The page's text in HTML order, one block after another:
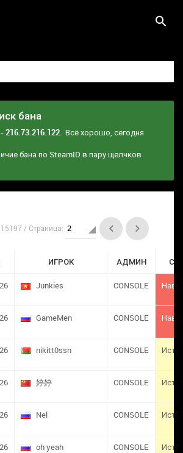
бана
. Всё хорошо, сегодня
бана по SteamID в пару щелчков
/ Страница:
ИГРОК АДМИН
Junkies CONSOLE
GameMen CONSOLE
nikitt0ssn CONSOLE Истек
婷婷 CONSOLE Истек
Nel CONSOLE Истек
oh yeah CONSOLE Истек